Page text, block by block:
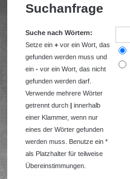
Suchanfrage
Suche nach Wörtern:
Setze ein+ vor ein Wort, das
gefunden werden muss und
ein- vor ein Wort, das nicht
gefunden werden darf.
Verwende mehrere Wörter
getrennt durch| innerhalb
einer Klammer, wenn nur
eines der Wörter gefunden
werden muss. Benutze ein *
als Platzhalter für teilweise
Übereinstimmungen.